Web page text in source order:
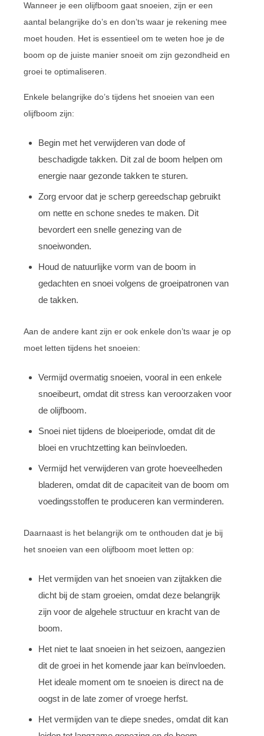
Wanneer je een olijfboom gaat snoeien, zijn er een
aantal belangrijke do’s en don’ts waar je rekening mee
moet houden. Het is essentieel om te weten hoe je de
boom op de juiste manier snoeit om zijn gezondheid en
groei te optimaliseren.
Enkele belangrijke do’s tijdens het snoeien van een
olijfboom zijn:
Begin met het verwijderen van dode of
beschadigde takken. Dit zal de boom helpen om
energie naar gezonde takken te sturen.
Zorg ervoor dat je scherp gereedschap gebruikt
om nette en schone snedes te maken. Dit
bevordert een snelle genezing van de
snoeiwonden.
Houd de natuurlijke vorm van de boom in
gedachten en snoei volgens de groeipatronen van
de takken.
Aan de andere kant zijn er ook enkele don’ts waar je op
moet letten tijdens het snoeien:
Vermijd overmatig snoeien, vooral in een enkele
snoeibeurt, omdat dit stress kan veroorzaken voor
de olijfboom.
Snoei niet tijdens de bloeiperiode, omdat dit de
bloei en vruchtzetting kan beïnvloeden.
Vermijd het verwijderen van grote hoeveelheden
bladeren, omdat dit de capaciteit van de boom om
voedingsstoffen te produceren kan verminderen.
Daarnaast is het belangrijk om te onthouden dat je bij
het snoeien van een olijfboom moet letten op:
Het vermijden van het snoeien van zijtakken die
dicht bij de stam groeien, omdat deze belangrijk
zijn voor de algehele structuur en kracht van de
boom.
Het niet te laat snoeien in het seizoen, aangezien
dit de groei in het komende jaar kan beïnvloeden.
Het ideale moment om te snoeien is direct na de
oogst in de late zomer of vroege herfst.
Het vermijden van te diepe snedes, omdat dit kan